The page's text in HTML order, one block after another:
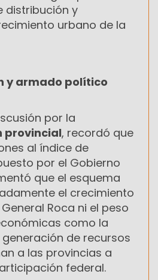
distribución y
urbano de la
y armado político
por la
provincial, recordó que
al índice de
por el Gobierno
que el esquema
el crecimiento
Roca ni el peso
como la
de recursos
a las provincias a
federal.